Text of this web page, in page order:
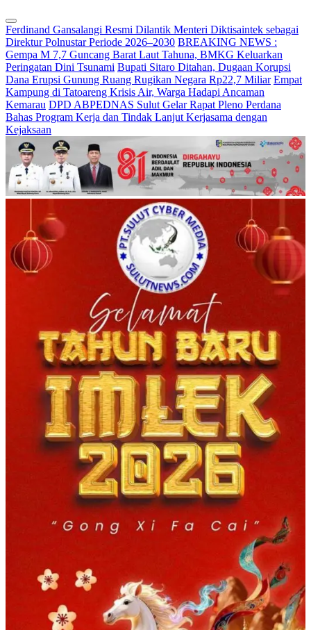
Ferdinand Gansalangi Resmi Dilantik Menteri Diktisaintek sebagai
Direktur Polnustar Periode 2026–2030 BREAKING NEWS :
Gempa M 7,7 Guncang Barat Laut Tahuna, BMKG Keluarkan
Peringatan Dini Tsunami Bupati Sitaro Ditahan, Dugaan Korupsi
Dana Erupsi Gunung Ruang Rugikan Negara Rp22,7 Miliar Empat
Kampung di Tatoareng Krisis Air, Warga Hadapi Ancaman
Kemarau DPD ABPEDNAS Sulut Gelar Rapat Pleno Perdana
Bahas Program Kerja dan Tindak Lanjut Kerjasama dengan
Kejaksaan